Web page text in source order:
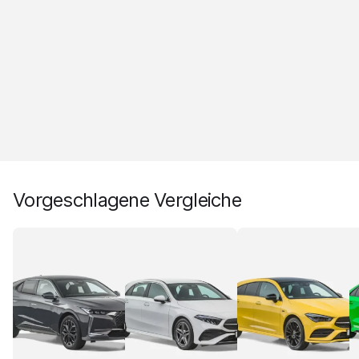
Vorgeschlagene Vergleiche